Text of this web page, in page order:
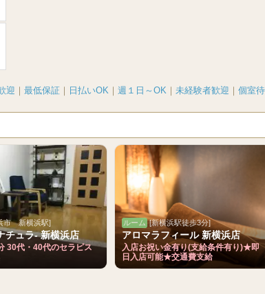
迎 ｜ 最低保証 ｜ 日払いOK ｜ 週１日～OK ｜ 未経験者歓迎 ｜ 個室
市 新横浜駅]
チュラ- 新横浜店
30代・40代のセラピス
ルーム [新横浜駅徒歩3分]
アロマラフィール 新横浜店
入店お祝い金有り(支給条件有り)★即
日入店可能★交通費支給